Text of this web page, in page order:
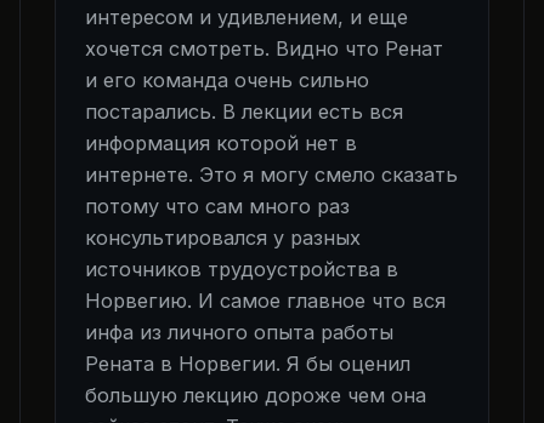
интересом и удивлением, и еще
хочется смотреть. Видно что Ренат
и его команда очень сильно
постарались. В лекции есть вся
информация которой нет в
интернете. Это я могу смело сказать
потому что сам много раз
консультировался у разных
источников трудоустройства в
Норвегию. И самое главное что вся
инфа из личного опыта работы
Рената в Норвегии. Я бы оценил
большую лекцию дороже чем она